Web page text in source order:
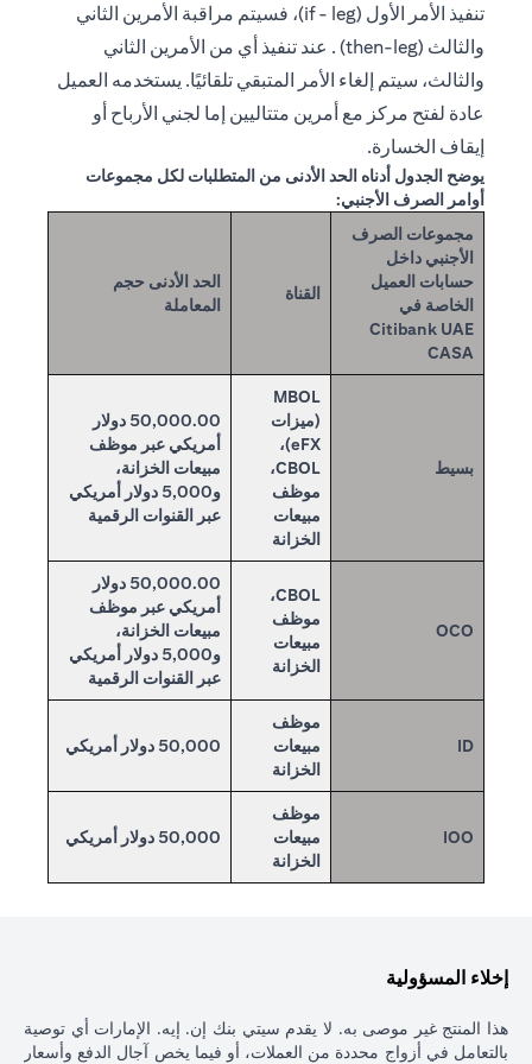
تنفيذ الأمر الأول (if - leg)، فسيتم مراقبة الأمرين الثاني
والثالث (then-leg) . عند تنفيذ أي من الأمرين الثاني
والثالث، سيتم إلغاء الأمر المتبقي تلقائيًا. يستخدمه العميل
عادة لفتح مركز مع أمرين متتاليين إما لجني الأرباح أو
إيقاف الخسارة.
يوضح الجدول أدناه الحد الأدنى من المتطلبات لكل مجموعات
أوامر الصرف الأجنبي:
مجموعات الصرف
الأجنبي داخل
حسابات العميل
الخاصة في
Citibank UAE
CASA
القناة
الحد الأدنى حجم
المعاملة
بسيط
MBOL
(ميزات
eFX)،
CBOL،
موظف
مبيعات
الخزانة
50,000.00 دولار
أمريكي عبر موظف
مبيعات الخزانة،
و5,000 دولار أمريكي
عبر القنوات الرقمية
OCO
CBOL،
موظف
مبيعات
الخزانة
50,000.00 دولار
أمريكي عبر موظف
مبيعات الخزانة،
و5,000 دولار أمريكي
عبر القنوات الرقمية
ID
موظف
مبيعات
الخزانة
50,000 دولار أمريكي
IOO
موظف
مبيعات
الخزانة
50,000 دولار أمريكي
إخلاء المسؤولية
هذا المنتج غير موصى به. لا يقدم سيتي بنك إن. إيه. الإمارات أي توصية
بالتعامل في أزواج محددة من العملات، أو فيما يخص آجال الدفع وأسعار